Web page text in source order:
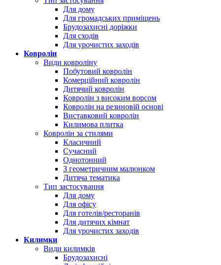
Для дому
Для громадських приміщень
Брудозахисні доріжки
Для сходів
Для урочистих заходів
Ковролін
Види ковроліну
Побутовий ковролін
Комерційний ковролін
Дитячий ковролін
Ковролін з високим ворсом
Ковролін на резиновій основі
Виставковий ковролін
Килимова плитка
Ковролін за стилями
Класичний
Сучасний
Однотонний
З геометричним малюнком
Дитяча тематика
Тип застосування
Для дому
Для офісу
Для готелів/ресторанів
Для дитячих кімнат
Для урочистих заходів
Килимки
Види килимків
Брудозахисні